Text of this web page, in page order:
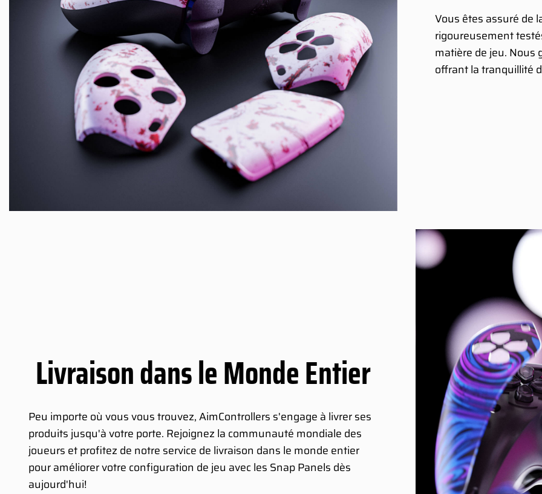
Vous êtes assuré de
rigoureusement
matière de jeu. Nous
offrant la tranquillité
Livraison dans le Monde Entier
Peu importe où vous vous trouvez, AimControllers s'engage à livrer ses
produits jusqu'à votre porte. Rejoignez la communauté mondiale des
joueurs et profitez de notre service de livraison dans le monde entier
pour améliorer votre configuration de jeu avec les Snap Panels dès
aujourd'hui!